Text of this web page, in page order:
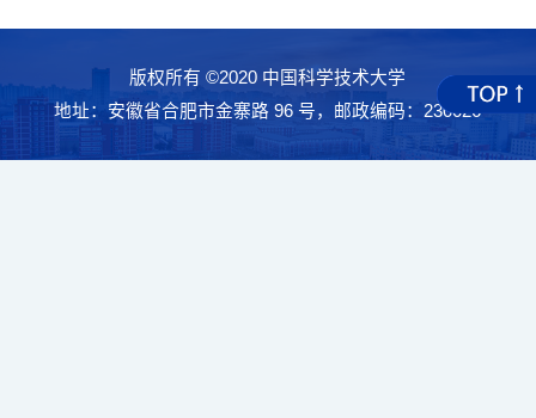
版权所有 ©2020 中国科学技术大学
地址：安徽省合肥市金寨路 96 号，邮政编码：230026